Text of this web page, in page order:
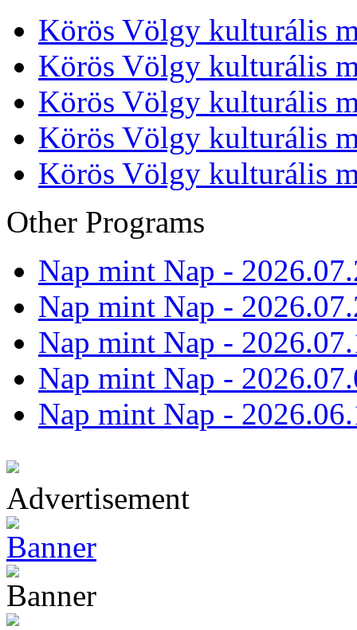
Körös Völgy kulturális
Körös Völgy kulturális
Körös Völgy kulturális
Körös Völgy kulturális
Körös Völgy kulturális
Other Programs
Nap mint Nap -
Nap mint Nap -
Nap mint Nap -
Nap mint Nap -
Nap mint Nap -
Advertisement